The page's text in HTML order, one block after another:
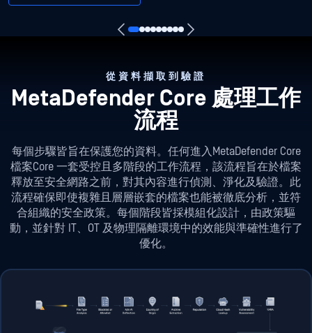
從資料擷取到驗證
MetaDefender Core 處理工作
流程
每個步驟皆旨在保護您的資料。任何進入MetaDefender Core
檔案Core 一套受控且多階段的工作流程，該流程旨在於檔案
釋放至安全網路之前，對其內容進行偵測、淨化及驗證。此
流程確保即使複雜且層層嵌套的檔案也能被徹底分析，並符
合組織的安全政策。每個階段皆採模組化設計，由政策驅
動，並針對 IT、OT 及物理隔離環境中的效能與準確性進行了
優化。